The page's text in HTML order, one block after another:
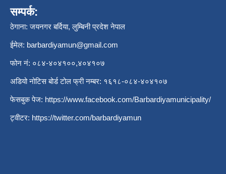
सम्पर्क:
ठेगाना: जयनगर बर्दिया, लुम्बिनी प्रदेश नेपाल
ईमेल: barbardiyamun@gmail.com
फोन नं: ०८४-४०४१००,४०४१०७
अडियो नोटिस बोर्ड टोल फ्री नम्बर: १६१८-०८४-४०४१०७
फेसबुक पेज: https://www.facebook.com/Barbardiyamunicipality/
ट्वीटर: https://twitter.com/barbardiyamun